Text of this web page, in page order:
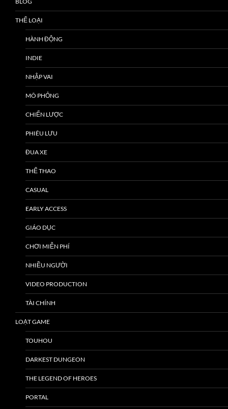
THỂ LOẠI
HÀNH ĐỘNG
INDIE
NHẬP VAI
MÔ PHỎNG
CHIẾN LƯỢC
PHIÊU LƯU
ĐUA XE
THỂ THAO
CASUAL
EARLY ACCESS
GIÁO DỤC
CHƠI MIỄN PHÍ
NHIỀU NGƯỜI
VIDEO PRODUCTION
TÀI CHÍNH
LOẠT GAME
TOUHOU
DARKEST DUNGEON
THE LEGEND OF HEROES
PORTAL